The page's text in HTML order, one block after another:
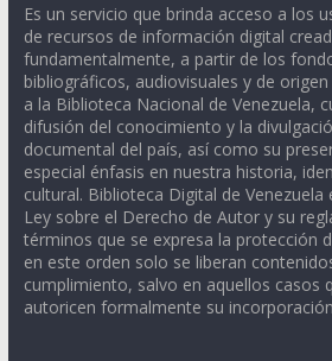
Es un servicio que brinda acceso a los
de recursos de información digital
fundamentalmente, a partir de los
bibliográficos, audiovisuales y de
a la Biblioteca Nacional de Venezuela,
difusión del conocimiento y la
documental del país, así como su
especial énfasis en nuestra historia,
cultural. Biblioteca Digital de Venezuela
Ley sobre el Derecho de Autor y su
términos que se expresa la protección
en este orden solo se liberan
cumplimiento, salvo en aquellos casos
autoricen formalmente su